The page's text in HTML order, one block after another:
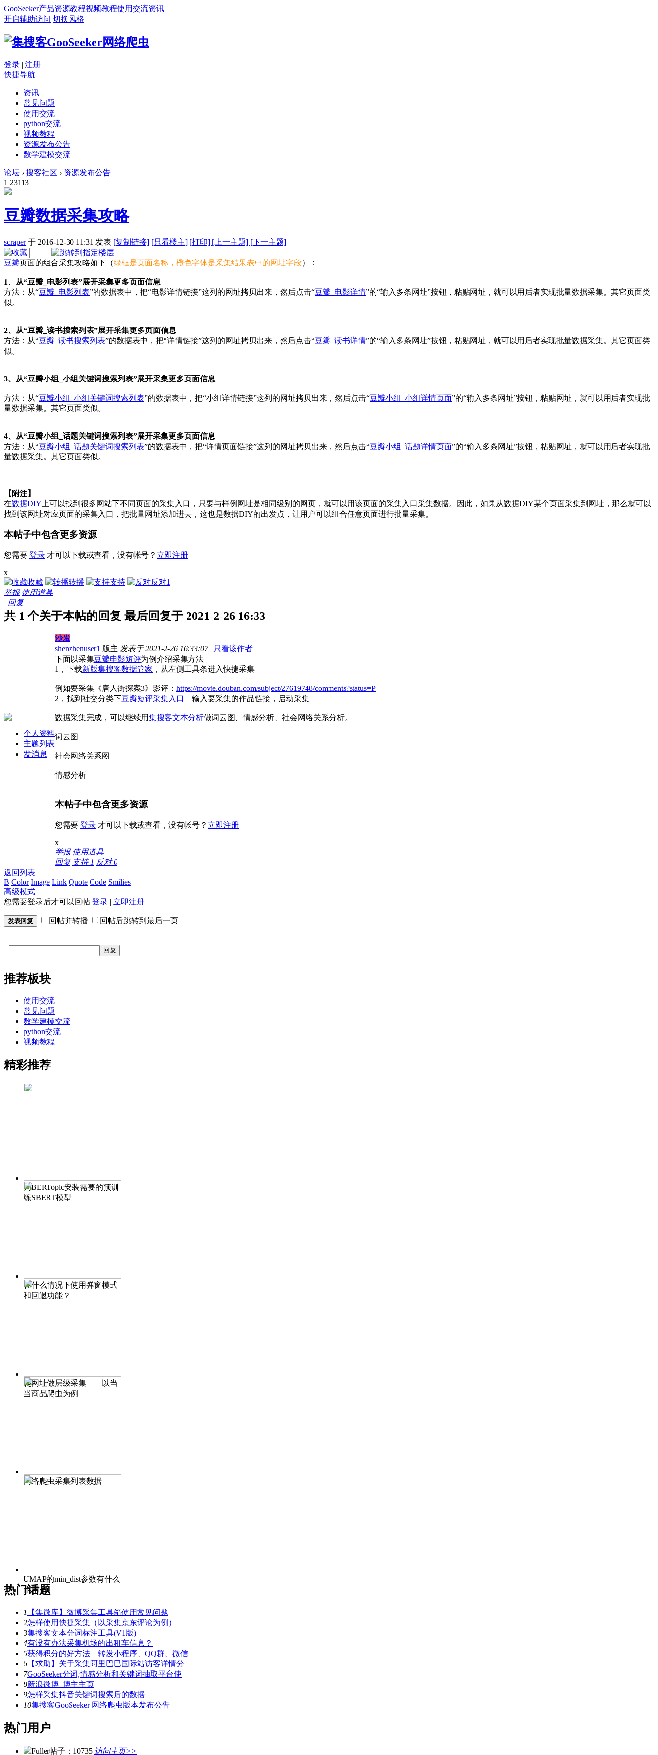
GooSeeker产品资源教程视频教程使用交流资讯
开启辅助访问 切换风格
登录 | 注册
快捷导航
资讯
常见问题
使用交流
python交流
视频教程
资源发布公告
数学建模交流
论坛 › 搜客社区 › 资源发布公告
1 23113
豆瓣数据采集攻略
scraper 于 2016-12-30 11:31 发表 [复制链接] [只看楼主] [打印] [上一主题] [下一主题]
豆瓣页面的组合采集攻略如下（绿框是页面名称，橙色字体是采集结果表中的网址字段）：
1、从“豆瓣_电影列表”展开采集更多页面信息
方法：从“豆瓣_电影列表”的数据表中，把“电影详情链接”这列的网址拷贝出来，然后点击“豆瓣_电影详情”的“输入多条网址”按钮，粘贴网址，就可以用后者实现批量数据采集。其它页面类
似。
2、从“豆瓣_读书搜索列表”展开采集更多页面信息
方法：从“豆瓣_读书搜索列表”的数据表中，把“详情链接”这列的网址拷贝出来，然后点击“豆瓣_读书详情”的“输入多条网址”按钮，粘贴网址，就可以用后者实现批量数据采集。其它页面类
似。
3、从“豆瓣小组_小组关键词搜索列表”展开采集更多页面信息
方法：从“豆瓣小组_小组关键词搜索列表”的数据表中，把“小组详情链接”这列的网址拷贝出来，然后点击“豆瓣小组_小组详情页面”的“输入多条网址”按钮，粘贴网址，就可以用后者实现批
量数据采集。其它页面类似。
4、从“豆瓣小组_话题关键词搜索列表”展开采集更多页面信息
方法：从“豆瓣小组_话题关键词搜索列表”的数据表中，把“详情页面链接”这列的网址拷贝出来，然后点击“豆瓣小组_话题详情页面”的“输入多条网址”按钮，粘贴网址，就可以用后者实现批
量数据采集。其它页面类似。
【附注】
在数据DIY 上可以找到很多网站下不同页面的采集入口，只要与样例网址是相同级别的网页，就可以用该页面的采集入口采集数据。因此，如果从数据DIY某个页面采集到网址，那么就可以
找到该网址对应页面的采集入口，把批量网址添加进去，这也是数据DIY的出发点，让用户可以组合任意页面进行批量采集。
本帖子中包含更多资源
您需要 登录 才可以下载或查看，没有帐号？ 立即注册
x
收藏
转播 支持 反对1
举报 使用道具
| 回复
共 1 个关于本帖的回复 最后回复于 2021-2-26 16:33
个人资料
主题列表
发消息
沙发
shenzhenuser1 版主 发表于 2021-2-26 16:33:07 | 只看该作者
下面以采集豆瓣电影短评为例介绍采集方法
1，下载新版集搜客数据管家 ，从左侧工具条进入快捷采集
例如要采集《唐人街探案3》影评： https://movie.douban.com/subject/27619748/comments?status=P
2，找到社交分类下豆瓣短评采集入口 ，输入要采集的作品链接，启动采集
数据采集完成，可以继续用集搜客文本分析做词云图、情感分析、社会网络关系分析。
词云图
社会网络关系图
情感分析
本帖子中包含更多资源
您需要 登录 才可以下载或查看，没有帐号？ 立即注册
x
举报 使用道具
回复 支持 1 反对0
返回列表
B Color Image Link Quote Code Smilies
高级模式
您需要登录后才可以回帖 登录 | 立即注册
发表回复 回帖并转播 回帖后跳转到最后一页
回复
推荐板块
使用交流
常见问题
数学建模交流
python交流
视频教程
精彩推荐
为BERTopic安装需要的预训
练SBERT模型
在什么情况下使用弹窗模式
和回退功能？
爬网址做层级采集——以当
当商品爬虫为例
网络爬虫采集列表数据
UMAP的min_dist参数有什么
作用？
热门话题
1
【集微库】微博采集工具箱使用常见问题
2怎样使用快捷采集（以采集京东评论为例）
3集搜客文本分词标注工具(V1版)
4有没有办法采集机场的出租车信息？
5获得积分的好方法：转发小程序、QQ群、微信
6 【求助】关于采集阿里巴巴国际站访客详情分
7GooSeeker分词,情感分析和关键词抽取平台使
8新浪微博_博主主页
9怎样采集抖音关键词搜索后的数据
10集搜客GooSeeker 网络爬虫版本发布公告
热门用户
Fuller帖子：10735 访问主页>>